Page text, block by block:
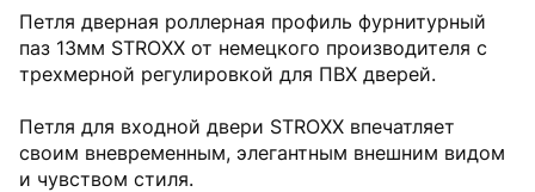
Петля дверная роллерная профиль фурнитурный
паз 13мм STROXX от немецкого производителя с
трехмерной регулировкой для ПВХ дверей.
Петля для входной двери STROXX впечатляет
своим вневременным, элегантным внешним видом
и чувством стиля.